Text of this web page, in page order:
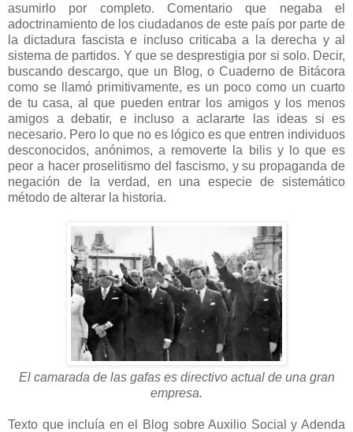
asumirlo por completo. Comentario que negaba el
adoctrinamiento de los ciudadanos de este país por parte de
la dictadura fascista e incluso criticaba a la derecha y al
sistema de partidos. Y que se desprestigia por si solo. Decir,
buscando descargo, que un Blog, o Cuaderno de Bitácora
como se llamó primitivamente, es un poco como un cuarto
de tu casa, al que pueden entrar los amigos y los menos
amigos a debatir, e incluso a aclararte las ideas si es
necesario. Pero lo que no es lógico es que entren individuos
desconocidos, anónimos, a removerte la bilis y lo que es
peor a hacer proselitismo del fascismo, y su propaganda de
negación de la verdad, en una especie de sistemático
método de alterar la historia.
El camarada de las gafas es directivo actual de una gran
empresa.
Texto que incluía en el Blog sobre Auxilio Social y Adenda